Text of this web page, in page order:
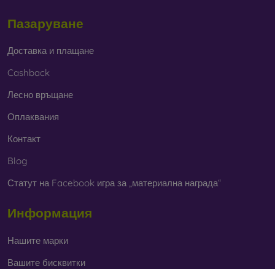
Пазаруване
Доставка и плащане
Cashback
Лесно връщане
Оплаквания
Контакт
Blog
Статут на Facebook игра за „материална награда“
Информация
Нашите марки
Вашите бисквитки